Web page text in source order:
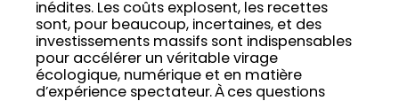
inédites. Les coûts explosent, les recettes
sont, pour beaucoup, incertaines, et des
investissements massifs sont indispensables
pour accélérer un véritable virage
écologique, numérique et en matière
d’expérience spectateur. À ces questions